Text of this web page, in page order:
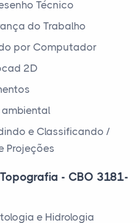
Técnico
do Trabalho
por Computador
2D
ambiental
e Classificando /
Projeções
- CBO 3181-
e Hidrologia